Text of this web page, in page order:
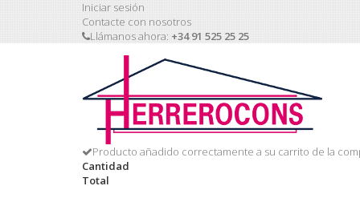
Iniciar sesión
Contacte con nosotros
Llámanos ahora: +34 91 525 25 25
Producto añadido correctamente a su carrito de la
Cantidad
Total